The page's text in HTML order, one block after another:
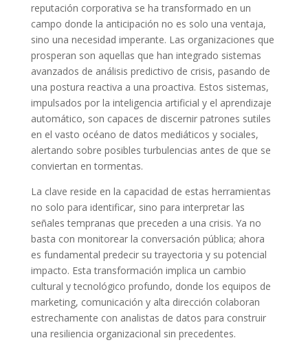
reputación corporativa se ha transformado en un
campo donde la anticipación no es solo una ventaja,
sino una necesidad imperante. Las organizaciones que
prosperan son aquellas que han integrado sistemas
avanzados de análisis predictivo de crisis, pasando de
una postura reactiva a una proactiva. Estos sistemas,
impulsados por la inteligencia artificial y el aprendizaje
automático, son capaces de discernir patrones sutiles
en el vasto océano de datos mediáticos y sociales,
alertando sobre posibles turbulencias antes de que se
conviertan en tormentas.
La clave reside en la capacidad de estas herramientas
no solo para identificar, sino para interpretar las
señales tempranas que preceden a una crisis. Ya no
basta con monitorear la conversación pública; ahora
es fundamental predecir su trayectoria y su potencial
impacto. Esta transformación implica un cambio
cultural y tecnológico profundo, donde los equipos de
marketing, comunicación y alta dirección colaboran
estrechamente con analistas de datos para construir
una resiliencia organizacional sin precedentes.